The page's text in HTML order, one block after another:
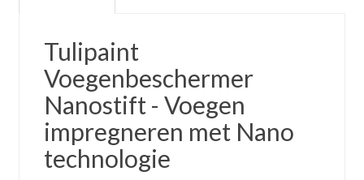
Tulipaint
Voegenbeschermer
Nanostift - Voegen
impregneren met Nano
technologie